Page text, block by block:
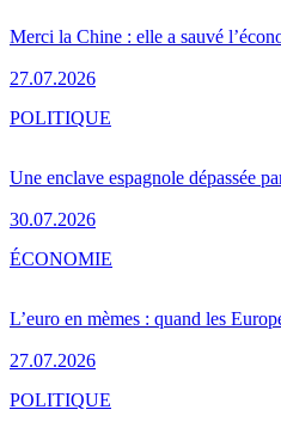
Merci la Chine : elle a sauvé
27.07.2026
Une enclave espagnole dépassée
30.07.2026
POLITIQUE
L’euro en mèmes : quand les
27.07.2026
ÉCONOMIE
POLITIQUE